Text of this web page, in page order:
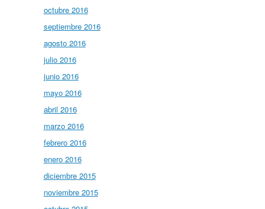
octubre 2016
septiembre 2016
agosto 2016
julio 2016
junio 2016
mayo 2016
abril 2016
marzo 2016
febrero 2016
enero 2016
diciembre 2015
noviembre 2015